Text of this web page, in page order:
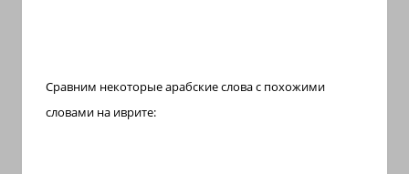
Сравним некоторые арабские слова с похожими
словами на иврите: